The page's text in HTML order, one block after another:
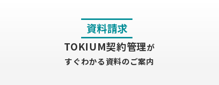
資料請求
TOKIUM契約管理が
すぐわかる資料のご案内